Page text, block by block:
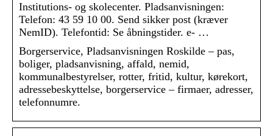
Institutions- og skolecenter. Pladsanvisningen:
Telefon: 43 59 10 00. Send sikker post (kræver
NemID). Telefontid: Se åbningstider. e- …
Borgerservice, Pladsanvisningen Roskilde – pas,
boliger, pladsanvisning, affald, nemid,
kommunalbestyrelser, rotter, fritid, kultur, kørekort,
adressebeskyttelse, borgerservice – firmaer, adresser,
telefonnumre.